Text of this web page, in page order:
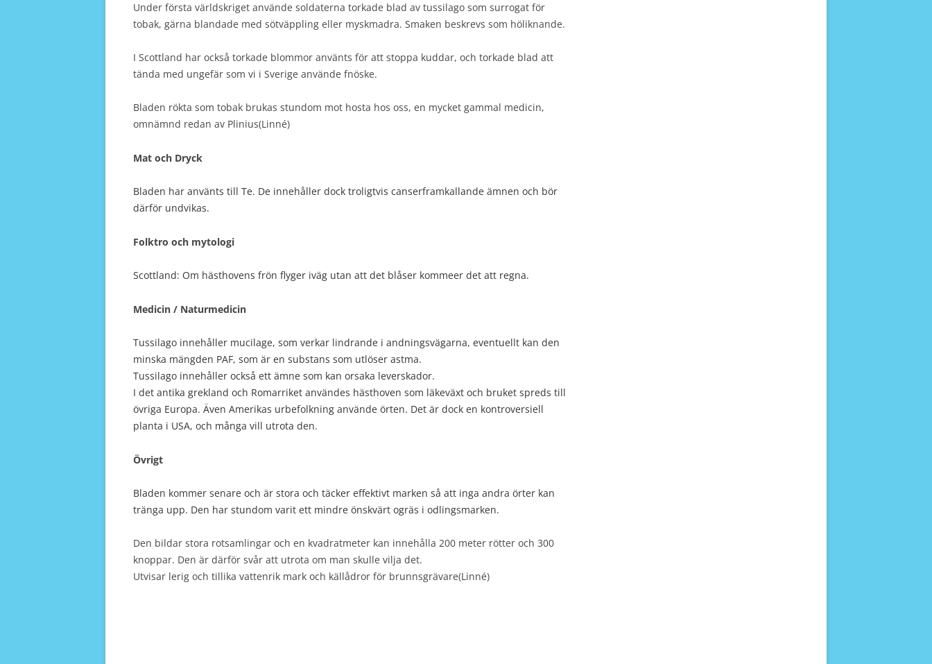
Under första världskriget använde soldaterna torkade blad av tussilago som surrogat för
tobak, gärna blandade med sötväppling eller myskmadra. Smaken beskrevs som höliknande.
I Scottland har också torkade blommor använts för att stoppa kuddar, och torkade blad att
tända med ungefär som vi i Sverige använde fnöske.
Bladen rökta som tobak brukas stundom mot hosta hos oss, en mycket gammal medicin,
omnämnd redan av Plinius(Linné)
Mat och Dryck
Bladen har använts till Te. De innehåller dock troligtvis canserframkallande ämnen och bör
därför undvikas.
Folktro och mytologi
Scottland: Om hästhovens frön flyger iväg utan att det blåser kommeer det att regna.
Medicin / Naturmedicin
Tussilago innehåller mucilage, som verkar lindrande i andningsvägarna, eventuellt kan den
minska mängden PAF, som är en substans som utlöser astma.
Tussilago innehåller också ett ämne som kan orsaka leverskador.
I det antika grekland och Romarriket användes hästhoven som läkeväxt och bruket spreds till
övriga Europa. Även Amerikas urbefolkning använde örten. Det är dock en kontroversiell
planta i USA, och många vill utrota den.
Övrigt
Bladen kommer senare och är stora och täcker effektivt marken så att inga andra örter kan
tränga upp. Den har stundom varit ett mindre önskvärt ogräs i odlingsmarken.
Den bildar stora rotsamlingar och en kvadratmeter kan innehålla 200 meter rötter och 300
knoppar. Den är därför svår att utrota om man skulle vilja det.
Utvisar lerig och tillika vattenrik mark och källådror för brunnsgrävare(Linné)